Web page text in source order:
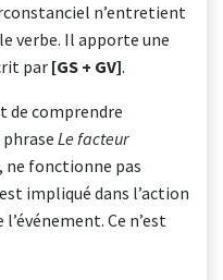
n’entretient
verbe. Il apporte une
par [GS + GV].
de comprendre
phrase Le facteur
, ne fonctionne pas
impliqué dans l’action
Ce n’est